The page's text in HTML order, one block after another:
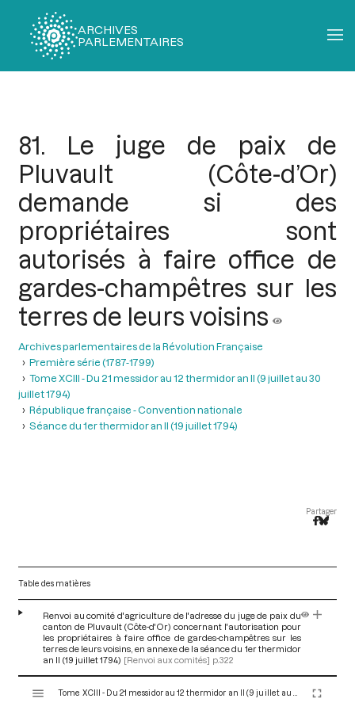
ARCHIVES
PARLEMENTAIRES
81. Le juge de paix de
Pluvault (Côte-d’Or)
demande si des
propriétaires sont
autorisés à faire office de
gardes-champêtres sur les
terres de leurs voisins
Archives parlementaires de la Révolution Française
Première série (1787-1799)
Tome XCIII - Du 21 messidor au 12 thermidor an II (9 juillet au 30
juillet 1794)
République française - Convention nationale
Séance du 1er thermidor an II (19 juillet 1794)
Partager
Table des matières
Renvoi au comité d'agriculture de l'adresse du juge de paix du
canton de Pluvault (Côte-d'Or) concernant l'autorisation pour
les propriétaires à faire office de gardes-champêtres sur les
terres de leurs voisins, en annexe de la séance du 1er thermidor
an II (19 juillet 1794) [Renvoi aux comités] p.322